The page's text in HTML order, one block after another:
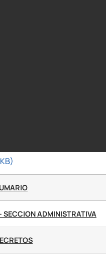
SECCION ADMINISTRATIVA